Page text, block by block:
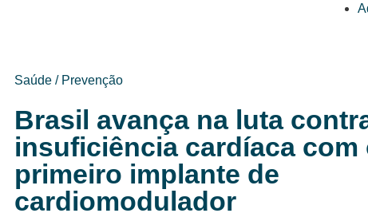
Saúde / Prevenção
Brasil avança na luta
insuficiência cardíaca com
primeiro implante de
cardiomodulador